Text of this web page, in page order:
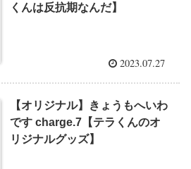
くんは反抗期なんだ】
2023.07.27
【オリジナル】きょうもへいわ
です charge.7【テラくんのオ
リジナルグッズ】